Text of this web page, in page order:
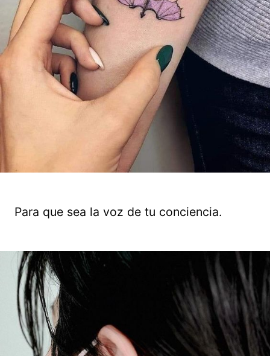
Para que sea la voz de tu conciencia.